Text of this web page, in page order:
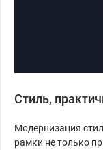
Стиль,
Модернизация
рамки не только